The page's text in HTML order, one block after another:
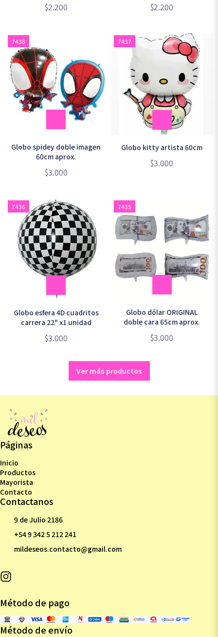
$2.200 $2.200
7438
Globo spidey doble imagen
60cm aprox.
$3.000
7437
Globo kitty artista 60cm
$3.000
7436
Globo esfera 4D cuadritos
carrera 22" x1 unidad
$3.000
7435
Globo dólar ORIGINAL
doble cara 65cm aprox.
$3.000
Ver más productos
Páginas
Inicio
Productos
Mayorista
Contacto
Contactanos
9 de Julio 2186
+54 9 342 5 212 241
mildeseos.contacto@gmail.com
Método de pago
Método de envío